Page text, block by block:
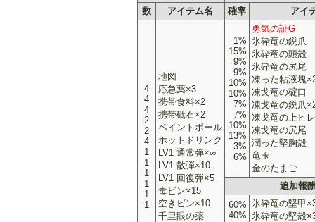
数
アイテム名 確率 アイ
4
4
4
2
2
4
1
1
1
1
1
1
地図
応急薬×3
携帯食料×2
携帯砥石×2
ペイントボール
ホットドリンク
LV1 通常弾×∞
LV1 散弾×10
LV1 回復弾×5
毒ビン×15
空きビン×10
千里眼の薬
1%
15%
9%
9%
10%
10%
7%
7%
10%
13%
3%
6%
勇気の証G
氷砕竜の鋭爪
氷砕竜の頭殻
氷砕竜の尻尾
凍った粘液塊
凍戈竜の碇口
凍戈竜の鋭爪
凍戈竜の上ヒ
凍戈竜の尻尾
潤った堅胸殻
竜玉
金のたまご
追加報
60%
40%
氷砕竜の堅甲
氷砕竜の堅殻